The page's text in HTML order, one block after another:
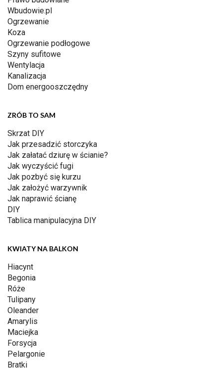
Wbudowie.pl
Ogrzewanie
Koza
Ogrzewanie podłogowe
Szyny sufitowe
Wentylacja
Kanalizacja
Dom energooszczędny
ZRÓB TO SAM
Skrzat DIY
Jak przesadzić storczyka
Jak załatać dziurę w ścianie?
Jak wyczyścić fugi
Jak pozbyć się kurzu
Jak założyć warzywnik
Jak naprawić ścianę
DIY
Tablica manipulacyjna DIY
KWIATY NA BALKON
Hiacynt
Begonia
Róże
Tulipany
Oleander
Amarylis
Maciejka
Forsycja
Pelargonie
Bratki